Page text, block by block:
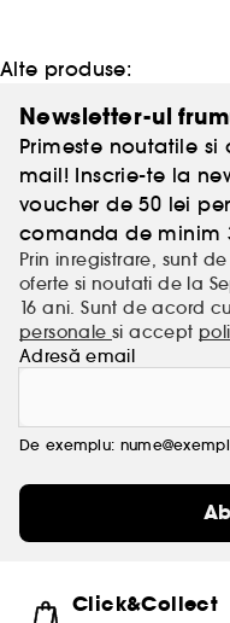
Alte produse:
Newsletter-ul
Primeste noutatile
mail! Inscrie-te la
voucher de 50 lei
comanda de minim
Prin inregistrare, sunt
oferte si noutati de la
16 ani. Sunt de acord
personalesi accept
Adresă email
De exemplu:
Click&Collect